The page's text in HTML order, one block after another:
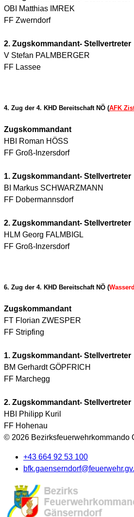
OBI Matthias IMREK
FF Zwerndorf
2. Zugskommandant- Stellvertreter
V Stefan PALMBERGER
FF Lassee
4. Zug der 4. KHD Bereitschaft NÖ (AFK
Zugskommandant
HBI Roman HÖSS
FF Groß-Inzersdorf
1. Zugskommandant- Stellvertreter
BI Markus SCHWARZMANN
FF Dobermannsdorf
2. Zugskommandant- Stellvertreter
HLM Georg FALMBIGL
FF Groß-Inzersdorf
6. Zug der 4. KHD Bereitschaft NÖ (
Zugskommandant
FT Florian ZWESPER
FF Stripfing
1. Zugskommandant- Stellvertreter
BM Gerhardt GÖPFRICH
FF Marchegg
2. Zugskommandant- Stellvertreter
HBI Philipp Kuril
FF Hohenau
© 2026 Bezirksfeuerwehrkommando
+43 664 92 53 100